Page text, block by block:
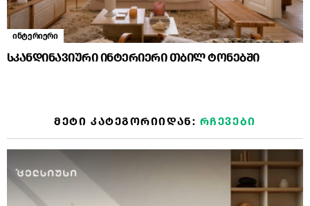
ინტერიერი
სკანდინავიური ინტერიერი თბილ ტონებში
ᲛᲔᲢᲘ ᲙᲐᲢᲔᲒᲝᲠᲘᲘᲓᲐᲜ: ᲠᲩᲔᲕᲔᲑᲘ